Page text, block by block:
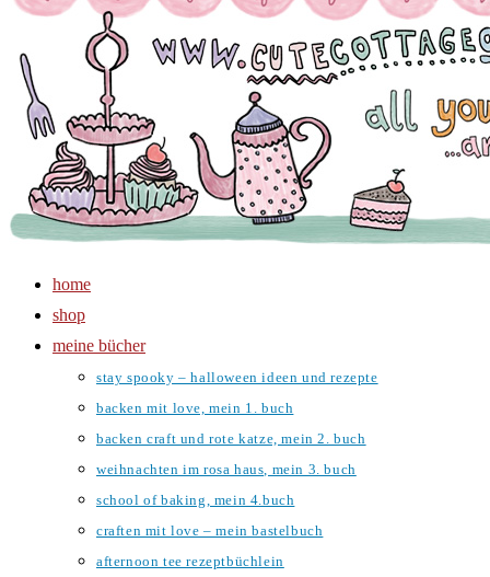
Inhalt
home
shop
meine bücher
stay spooky – halloween ideen und rezepte
backen mit love, mein 1. buch
backen craft und rote katze, mein 2. buch
weihnachten im rosa haus, mein 3. buch
school of baking, mein 4.buch
craften mit love – mein bastelbuch
afternoon tee rezeptbüchlein